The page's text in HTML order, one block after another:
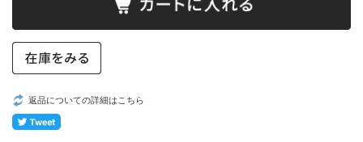
返品についての詳細はこちら